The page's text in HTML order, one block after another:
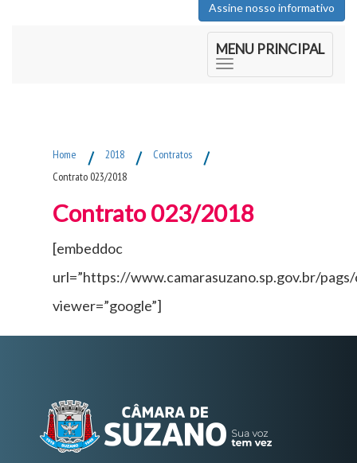
Assine nosso informativo
MENU PRINCIPAL
Home / 2018 / Contratos /
Contrato 023/2018
Contrato 023/2018
[embeddoc
url=”https://www.camarasuzano.sp.gov.br/
viewer=”google”]